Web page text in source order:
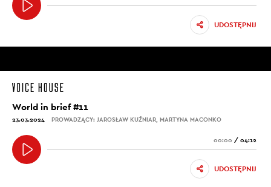
UDOSTĘPNIJ
World in brief #11
23.03.2024 PROWADZĄCY: JAROSŁAW KUŹNIAR, MARTYNA MACONKO
00:00 / 04:12
UDOSTĘPNIJ